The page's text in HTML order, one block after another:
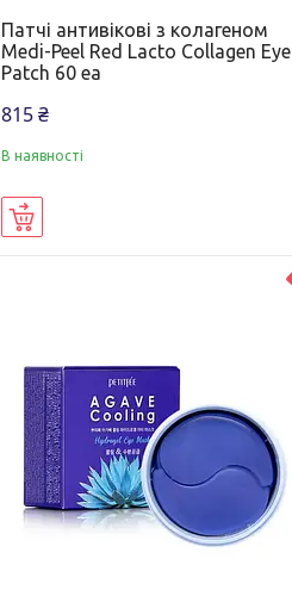
Патчі антивікові з колагеном
Medi-Peel Red Lacto Collagen Eye
Patch 60 ea
815 ₴
В наявності